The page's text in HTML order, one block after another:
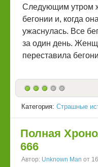
Следующим утром
бегонии и, когда
ужаснулась. Все
за один день.
переставила
Категория: Страшные
Полная
666
Автор: Unknown Man от